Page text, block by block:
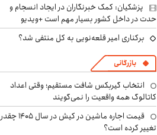
پزشکیان: کمک خبرنگاران در ایجاد انسجام و
حدت در داخل کشور بسیار مهم است +ویدیو
برکناری امیر قلعه‌نویی به کل منتفی شد؟
بازرگانی
انتخاب گیربکس شافت مستقیم؛ وقتی اعداد
کاتالوگ همه واقعیت را نمی‌گویند
قیمت اجاره ماشین در کیش در سال ۱۴۰۵ چقدر
تغییر کرده است؟